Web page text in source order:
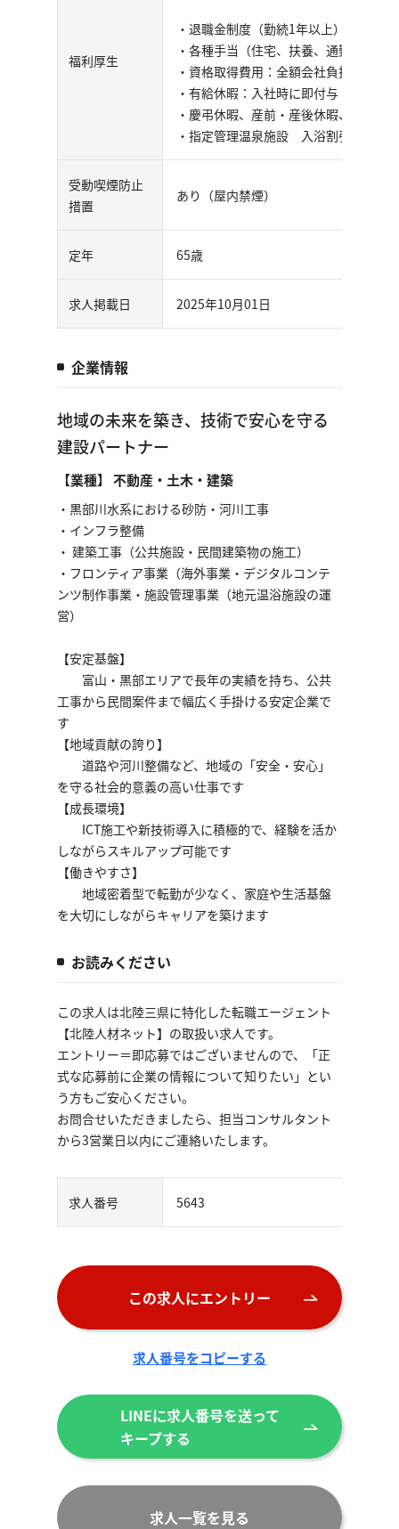
福利厚生
・退職金制度（勤続1年以上）
・各種手当（住宅、扶養、通勤、慶弔
・資格取得費用：全額会社負担
・有給休暇：入社時に即付与（10日間
・慶弔休暇、産前・産後休暇、育児休
・指定管理温泉施設 入浴割引券
受動喫煙防止
措置
あり（屋内禁煙）
定年 65歳
求人掲載日 2025年10月01日
企業情報
地域の未来を築き、技術で安心を守る
建設パートナー
【業種】 不動産・土木・建築
・黒部川水系における砂防・河川工事
・インフラ整備
・ 建築工事（公共施設・民間建築物の施工）
・フロンティア事業（海外事業・デジタルコンテ
ンツ制作事業・施設管理事業（地元温浴施設の運
営）
【安定基盤】
富山・黒部エリアで長年の実績を持ち、公共
工事から民間案件まで幅広く手掛ける安定企業で
す
【地域貢献の誇り】
道路や河川整備など、地域の「安全・安心」
を守る社会的意義の高い仕事です
【成長環境】
ICT施工や新技術導入に積極的で、経験を活か
しながらスキルアップ可能です
【働きやすさ】
地域密着型で転勤が少なく、家庭や生活基盤
を大切にしながらキャリアを築けます
お読みください
この求人は北陸三県に特化した転職エージェント
【北陸人材ネット】の取扱い求人です。
エントリー＝即応募ではございませんので、「正
式な応募前に企業の情報について知りたい」とい
う方もご安心ください。
お問合せいただきましたら、担当コンサルタント
から3営業日以内にご連絡いたします。
求人番号 5643
この求人にエントリー
求人一覧を見る
求人番号をコピーする
LINEに求人番号を送って
キープする